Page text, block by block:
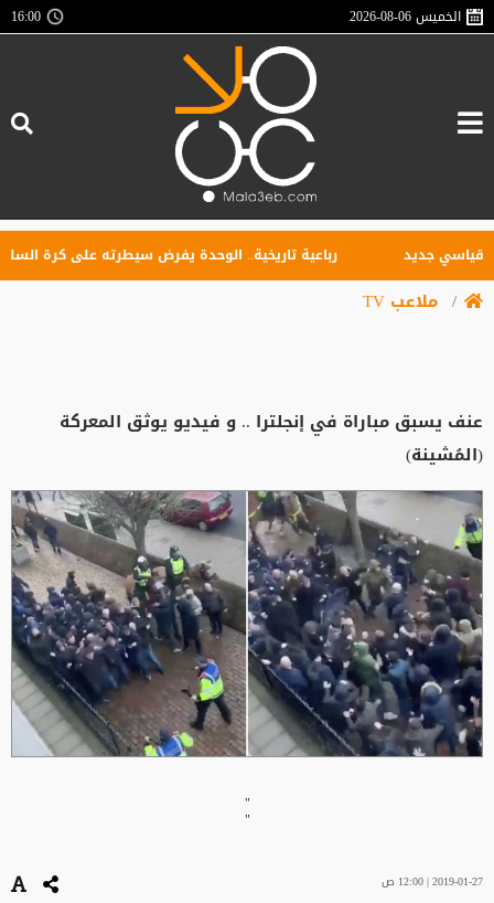
الخميس2026-08-06
16:00
رباعية تاريخية.. الوحدة يفرض سيطرته على كرة السلة
ملاعب TV
عنف يسبق مباراة في إنجلترا .. و فيديو يوثق المعركة
(المُشينة)
"
"
2019-01-27 | 12:00 ص